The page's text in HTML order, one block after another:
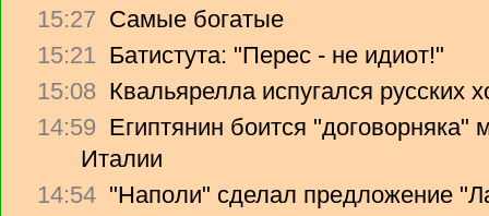
15:27 Самые богатые
15:21 Батистута: "Перес - не идиот!"
15:08 Квальярелла испугался русских
14:59 Египтянин боится
Италии
14:54 "Наполи" сделал предложение